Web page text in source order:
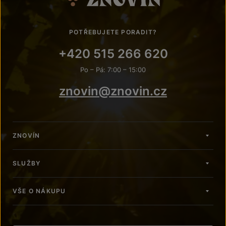
POTŘEBUJETE PORADIT?
+420 515 266 620
Po – Pá: 7:00 – 15:00
znovin@znovin.cz
ZNOVÍN
SLUŽBY
VŠE O NÁKUPU